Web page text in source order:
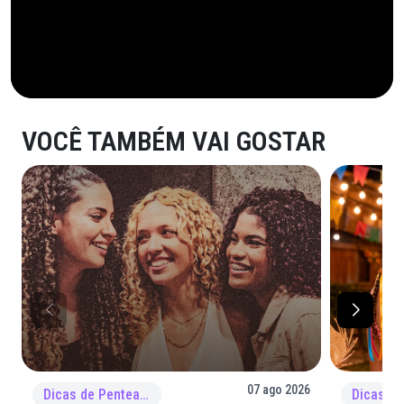
VOCÊ TAMBÉM VAI GOSTAR
Dicas de Penteado 07 ago 2026